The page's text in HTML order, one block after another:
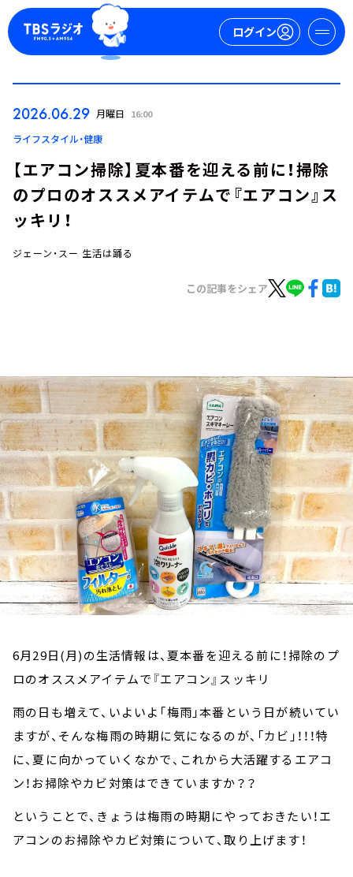
ログイン
ログイン
イベント・グッズ
YouTube
会社情報
2026.06.29 月曜日 16:00
ライフスタイル・健康
【エアコン掃除】夏本番を迎える前に！掃除
のプロのオススメアイテムで『エアコン』ス
ッキリ！
ジェーン・スー 生活は踊る
この記事をシェア
6月29日(月)の生活情報は、夏本番を迎える前に！掃除のプ
ロのオススメアイテムで『エアコン』スッキリ
雨の日も増えて、いよいよ「梅雨」本番という日が続いてい
ますが、そんな梅雨の時期に気になるのが、「カビ」！！！特
に、夏に向かっていくなかで、これから大活躍するエアコ
ン！お掃除やカビ対策はできていますか？？
ということで、きょうは梅雨の時期にやっておきたい！エ
アコンのお掃除やカビ対策について、取り上げます！